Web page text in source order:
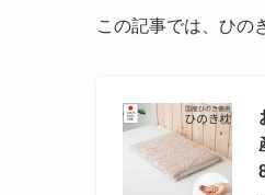
この記事では、ひの